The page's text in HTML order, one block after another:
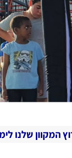
המלחמה:אימוני